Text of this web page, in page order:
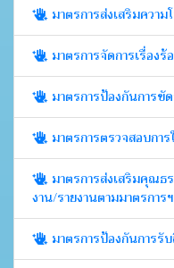
มาตรการส่งเสริมควา
มาตรการจัดการเรื่อง
มาตรการป้องกันการ
มาตรการตรวจสอบกา
มาตรการส่งเสริมคุณธ
งาน/รายงานตามมาตรการฯ
มาตรการป้องกันการ